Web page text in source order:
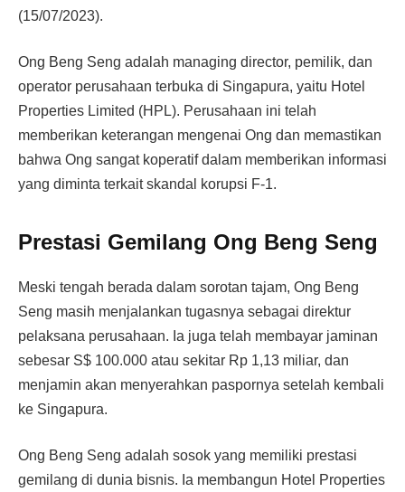
(15/07/2023).
Ong Beng Seng adalah managing director, pemilik, dan
operator perusahaan terbuka di Singapura, yaitu Hotel
Properties Limited (HPL). Perusahaan ini telah
memberikan keterangan mengenai Ong dan memastikan
bahwa Ong sangat koperatif dalam memberikan informasi
yang diminta terkait skandal korupsi F-1.
Prestasi Gemilang Ong Beng Seng
Meski tengah berada dalam sorotan tajam, Ong Beng
Seng masih menjalankan tugasnya sebagai direktur
pelaksana perusahaan. Ia juga telah membayar jaminan
sebesar S$ 100.000 atau sekitar Rp 1,13 miliar, dan
menjamin akan menyerahkan paspornya setelah kembali
ke Singapura.
Ong Beng Seng adalah sosok yang memiliki prestasi
gemilang di dunia bisnis. Ia membangun Hotel Properties